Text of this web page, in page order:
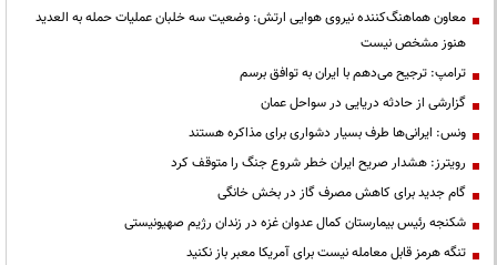
معاون هماهنگ‌کننده نیروی هوایی ارتش: وضعیت سه خلبان عملیات حمله به العدید
هنوز مشخص نیست
ترامپ: ترجیح می‌دهم با ایران به توافق برسم
گزارشی از حادثه دریایی در سواحل عمان
ونس: ایرانی‌ها طرف بسیار دشواری برای مذاکره هستند
رویترز: هشدار صریح ایران خطر شروع جنگ را متوقف کرد
گام جدید برای کاهش مصرف گاز در بخش خانگی
شکنجه رئیس بیمارستان کمال عدوان غزه در زندان رژیم صهیونیستی
تنگه هرمز قابل معامله نیست برای آمریکا معبر باز نکنید